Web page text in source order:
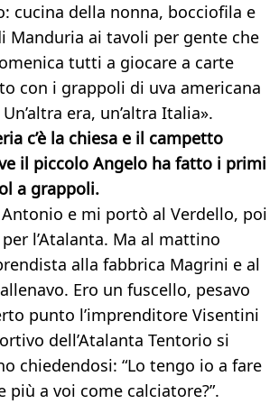
cucina della nonna, bocciofila e
Manduria ai tavoli per gente che
tutti a giocare a carte
con i grappoli di uva americana
era, un’altra Italia».
c’è la chiesa e il campetto
il piccolo Angelo ha fatto i primi
a grappoli.
e mi portò al Verdello, poi
l’Atalanta. Ma al mattino
alla fabbrica Magrini e al
Ero un fuscello, pesavo
punto l’imprenditore Visentini
dell’Atalanta Tentorio si
chiedendosi: “Lo tengo io a fare
più a voi come calciatore?”.